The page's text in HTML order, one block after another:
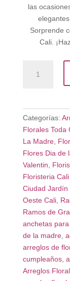
las
Sorprende
Cali.
Flores
Categorías:
Florales Toda
La Madre,
Flores Dia de
Valentin,
Floristeria
Ciudad Jardín
Oeste Cali,
Ramos de
anchetas
de la madre,
arreglos de
cumpleaños,
Arreglos